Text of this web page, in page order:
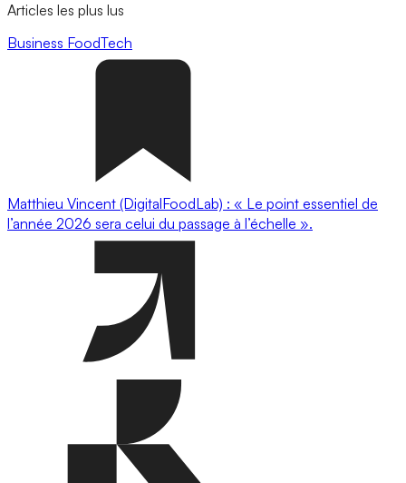
Articles les plus lus
Business FoodTech
Matthieu Vincent (DigitalFoodLab) : « Le point essentiel de
l’année 2026 sera celui du passage à l’échelle ».